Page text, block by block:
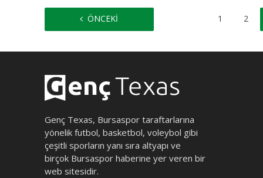
ÖNCEKI 1 2
Genç Texas, Bursaspor taraftarlarına
yönelik futbol, basketbol, voleybol gibi
çeşitli sporların yanı sıra altyapı ve
birçok Bursaspor haberine yer veren bir
web sitesidir.